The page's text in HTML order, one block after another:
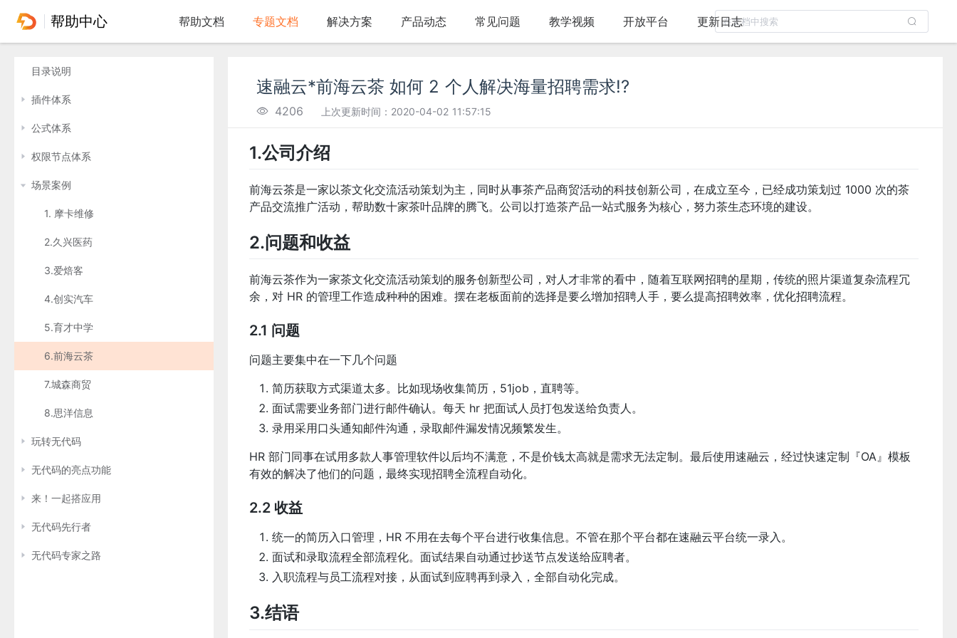
帮助中心 帮助文档 专题文档 解决方案 产品动态 常见问题 教学视频 开放平台 更新日志
目录说明
插件体系
公式体系
权限节点体系
场景案例
1. 摩卡维修
2.久兴医药
3.爱焙客
4.创实汽车
5.育才中学
6.前海云茶
7.城森商贸
8.思洋信息
玩转无代码
无代码的亮点功能
来！一起搭应用
无代码先行者
无代码专家之路
速融云*前海云茶 如何 2 个人解决海量招聘需求!?
4206 上次更新时间：2020-04-02 11:57:15
1.公司介绍
前海云茶是一家以茶文化交流活动策划为主，同时从事茶产品商贸活动的科技创新公司，在成立至今，已经成功策划过 1000 次的茶
产品交流推广活动，帮助数十家茶叶品牌的腾飞。公司以打造茶产品一站式服务为核心，努力茶生态环境的建设。
2.问题和收益
前海云茶作为一家茶文化交流活动策划的服务创新型公司，对人才非常的看中，随着互联网招聘的星期，传统的照片渠道复杂流程冗
余，对 HR 的管理工作造成种种的困难。摆在老板面前的选择是要么增加招聘人手，要么提高招聘效率，优化招聘流程。
2.1 问题
问题主要集中在一下几个问题
简历获取方式渠道太多。比如现场收集简历，51job，直聘等。
面试需要业务部门进行邮件确认。每天 hr 把面试人员打包发送给负责人。
录用采用口头通知邮件沟通，录取邮件漏发情况频繁发生。
HR 部门同事在试用多款人事管理软件以后均不满意，不是价钱太高就是需求无法定制。最后使用速融云，经过快速定制『OA』模板
有效的解决了他们的问题，最终实现招聘全流程自动化。
2.2 收益
统一的简历入口管理，HR 不用在去每个平台进行收集信息。不管在那个平台都在速融云平台统一录入。
面试和录取流程全部流程化。面试结果自动通过抄送节点发送给应聘者。
入职流程与员工流程对接，从面试到应聘再到录入，全部自动化完成。
3.结语